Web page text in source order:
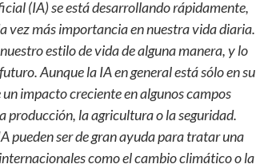
(IA) se está desarrollando rápidamente,
vez más importancia en nuestra vida diaria.
estilo de vida de alguna manera, y lo
Aunque la IA en general está sólo en su
impacto creciente en algunos campos
producción, la agricultura o la seguridad.
pueden ser de gran ayuda para tratar una
como el cambio climático o la